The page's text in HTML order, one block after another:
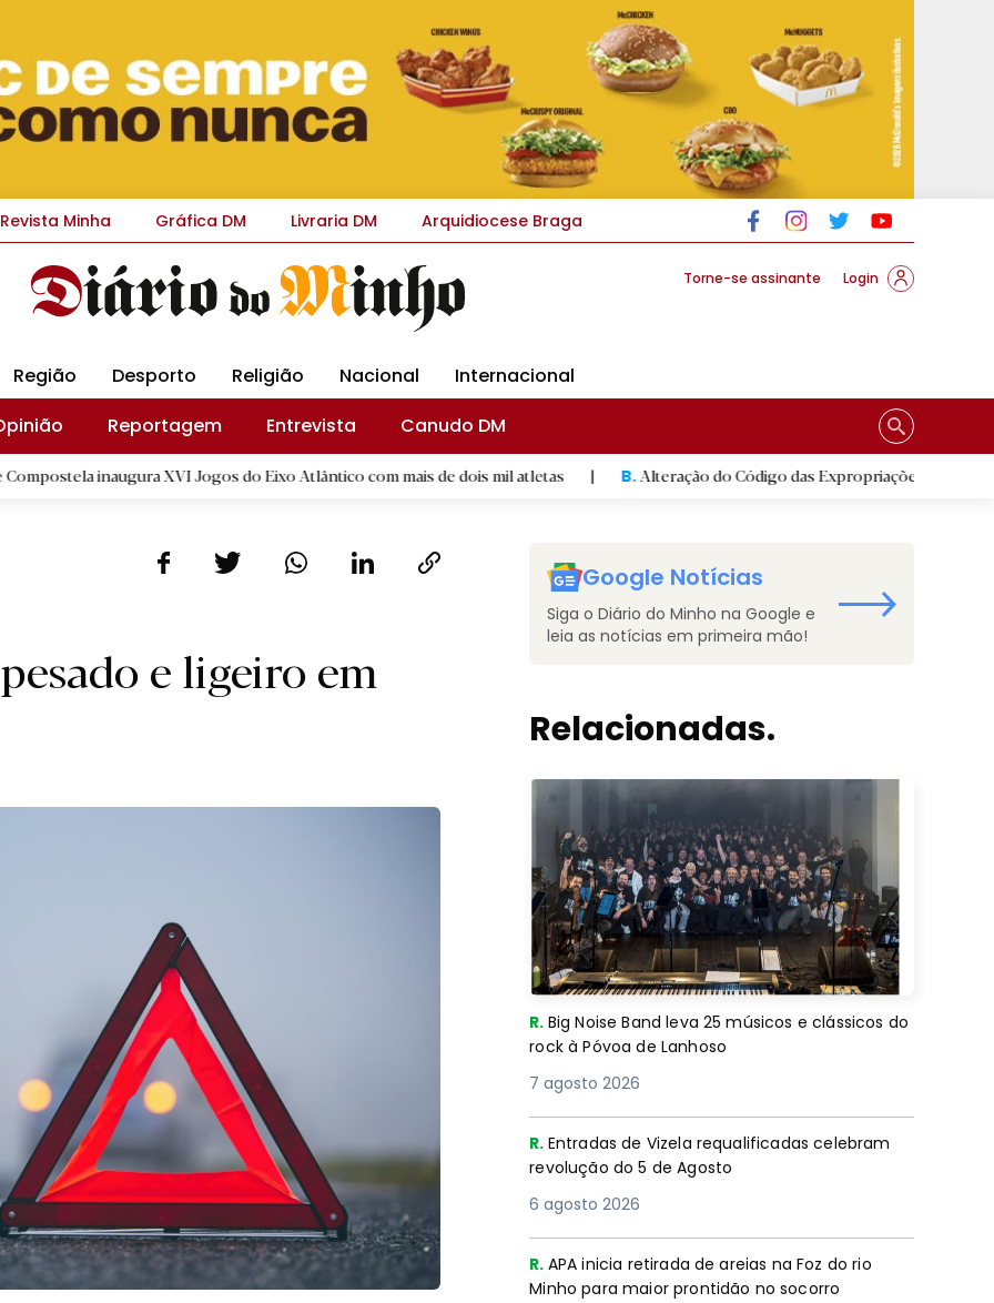
Revista Minha Gráfica DM Livraria DM Arquidiocese Braga
Torne-se assinante Login
Região Desporto Religião Nacional
Internacional
Reportagem Entrevista Canudo DM
XVI Jogos do Eixo Atlântico com mais de dois mil atletas | B.Alteração do Código das Expropriações pode ajudar
e ligeiro em
Google Notícias
Siga o Diário do Minho na Google e
leia as notícias em primeira mão!
Relacionadas.
R. Big Noise Band leva 25 músicos e clássicos do
rock à Póvoa de Lanhoso
7 agosto 2026
R. Entradas de Vizela requalificadas celebram
revolução do 5 de Agosto
6 agosto 2026
R. APA inicia retirada de areias na Foz do rio
Minho para maior prontidão no socorro